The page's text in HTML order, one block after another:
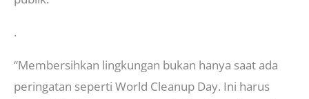
.
“Membersihkan lingkungan bukan hanya saat ada
peringatan seperti World Cleanup Day. Ini harus